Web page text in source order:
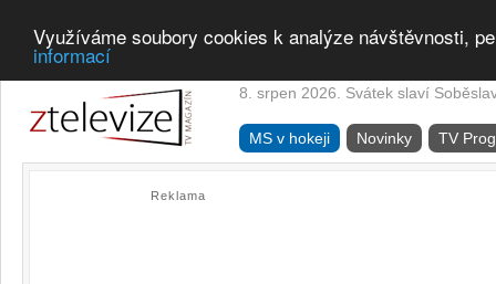
Využíváme soubory cookies k analýze návštěvnosti,
informací
8. srpen 2026. Svátek slaví
MS v hokeji Novinky TV
Reklama